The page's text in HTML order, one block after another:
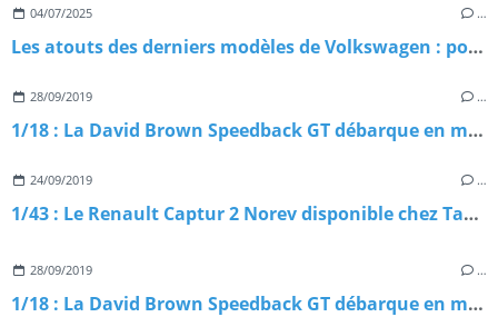
04/07/2025 …
Les atouts des derniers modèles de Volkswagen : pourquoi les choisir ?
28/09/2019 …
1/18 : La David Brown Speedback GT débarque en miniature
24/09/2019 …
1/43 : Le Renault Captur 2 Norev disponible chez Tacot
28/09/2019 …
1/18 : La David Brown Speedback GT débarque en miniature